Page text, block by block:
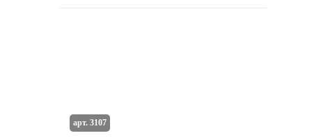
арт. 3107